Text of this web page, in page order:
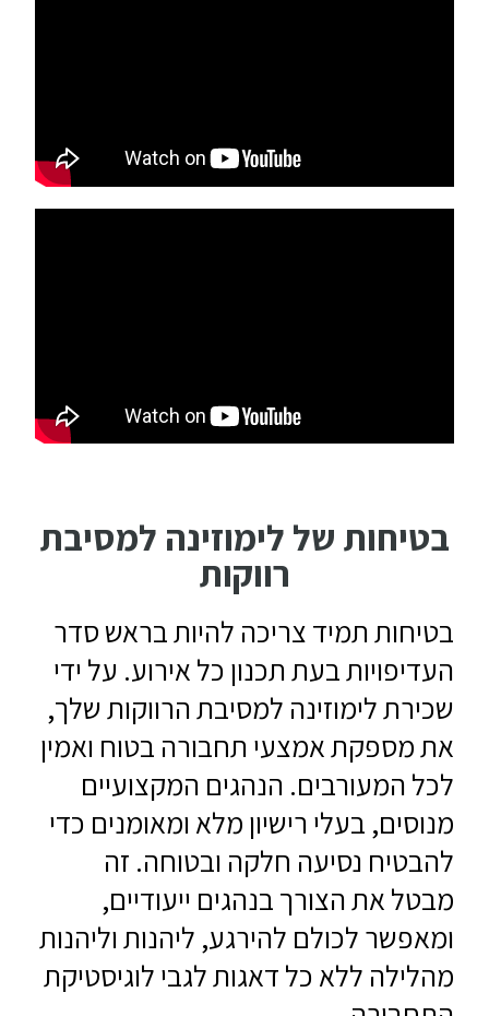
בטיחות של לימוזינה למסיבת
רווקות
בטיחות תמיד צריכה להיות בראש סדר
העדיפויות בעת תכנון כל אירוע. על ידי
שכירת לימוזינה למסיבת הרווקות שלך,
את מספקת אמצעי תחבורה בטוח ואמין
לכל המעורבים. הנהגים המקצועיים
מנוסים, בעלי רישיון מלא ומאומנים כדי
להבטיח נסיעה חלקה ובטוחה. זה
מבטל את הצורך בנהגים ייעודיים,
ומאפשר לכולם להירגע, ליהנות וליהנות
מהלילה ללא כל דאגות לגבי לוגיסטיקת